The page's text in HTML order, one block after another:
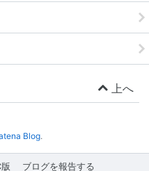
上へ
Blog.
ブログを報告する